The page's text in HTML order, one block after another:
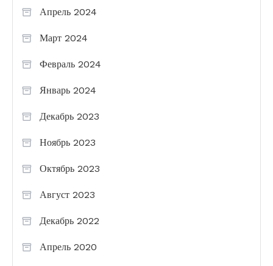
Апрель 2024
Март 2024
Февраль 2024
Январь 2024
Декабрь 2023
Ноябрь 2023
Октябрь 2023
Август 2023
Декабрь 2022
Апрель 2020